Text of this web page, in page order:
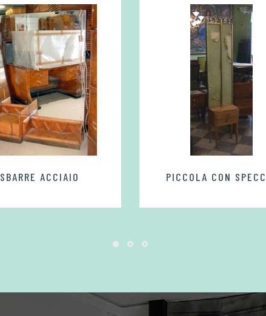
SBARRE ACCIAIO PICCOLA CON